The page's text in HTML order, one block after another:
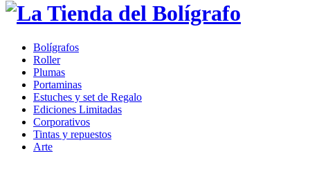
Bolígrafos
Roller
Plumas
Portaminas
Estuches y set de Regalo
Ediciones Limitadas
Corporativos
Tintas y repuestos
Arte